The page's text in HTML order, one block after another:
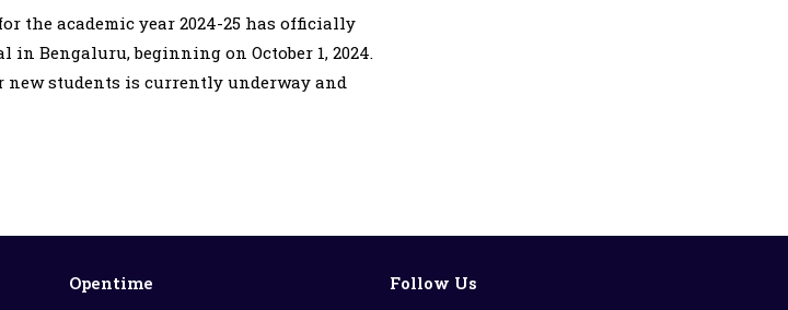
the academic year 2024-25 has officially
Bengaluru, beginning on October 1, 2024.
new students is currently underway and
Opentime Follow Us